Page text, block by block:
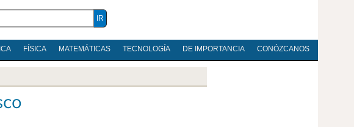
FÍSICA MATEMÁTICAS TECNOLOGÍA DE IMPORTANCIA CONÓZCANOS